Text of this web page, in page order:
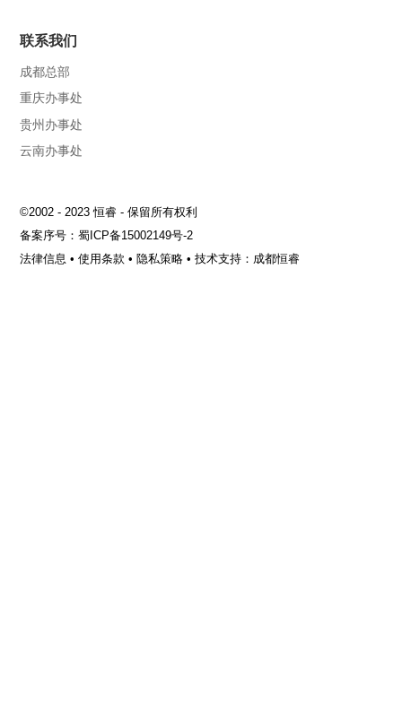
联系我们
成都总部
重庆办事处
贵州办事处
云南办事处
©2002 - 2023 恒睿 - 保留所有权利
备案序号：蜀ICP备15002149号-2
法律信息 •使用条款 • 隐私策略 •技术支持：成都恒睿